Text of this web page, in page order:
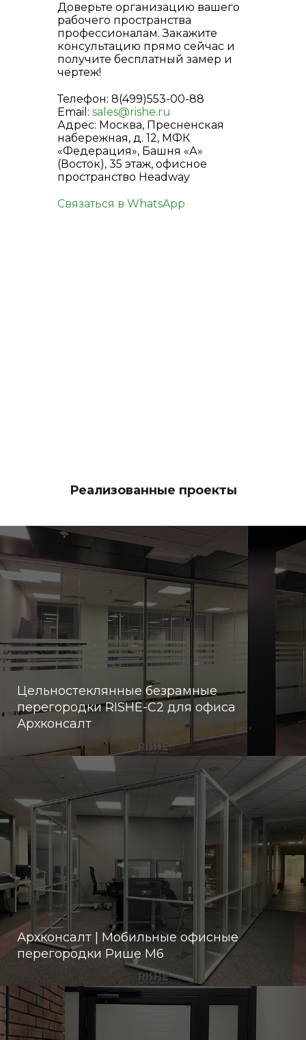
Доверьте организацию вашего
рабочего пространства
профессионалам. Закажите
консультацию прямо сейчас и
получите бесплатный замер и
чертеж!
Телефон: 8(499)553-00-88
Email: sales@rishe.ru
Адрес: Москва, Пресненская
набережная, д. 12, МФК
«Федерация», Башня «А»
(Восток), 35 этаж, офисное
пространство Headway
Связаться в WhatsApp
Реализованные проекты
Цельностеклянные безрамные
перегородки RISHE-С2 для офиса
Архконсалт
Архконсалт | Мобильные офисные
перегородки Рише М6